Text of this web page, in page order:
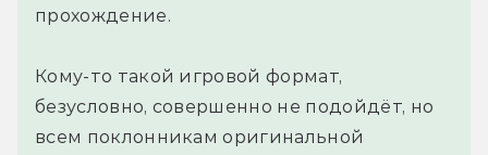
прохождение.
Кому-то такой игровой формат,
безусловно, совершенно не подойдёт, но
всем поклонникам оригинальной